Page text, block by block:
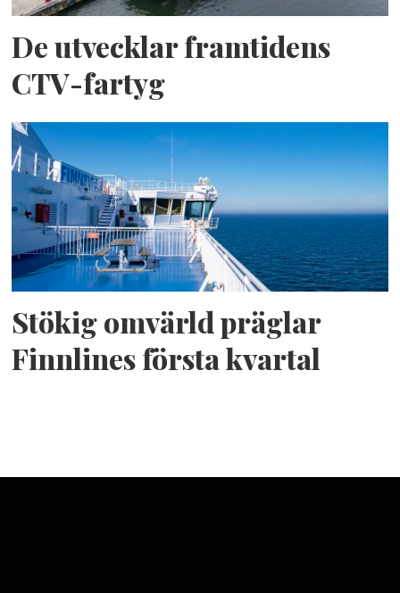
De utvecklar framtidens
CTV-fartyg
Stökig omvärld präglar
Finnlines första kvartal